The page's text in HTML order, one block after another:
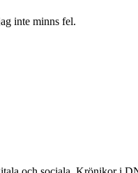
inte minns fel.